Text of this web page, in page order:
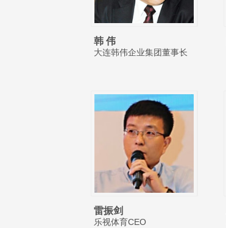
韩 伟
大连韩伟企业集团董事长
雷振剑
乐视体育CEO